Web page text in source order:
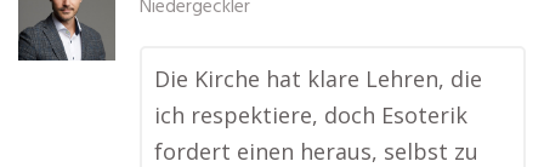
Niedergeckler
Die Kirche hat klare Lehren, die
ich respektiere, doch Esoterik
fordert einen heraus, selbst zu